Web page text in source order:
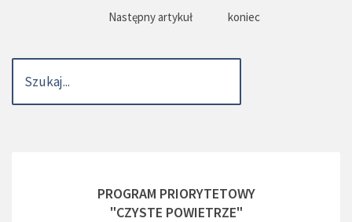
Następny artykuł koniec
PROGRAM PRIORYTETOWY
"CZYSTE POWIETRZE"